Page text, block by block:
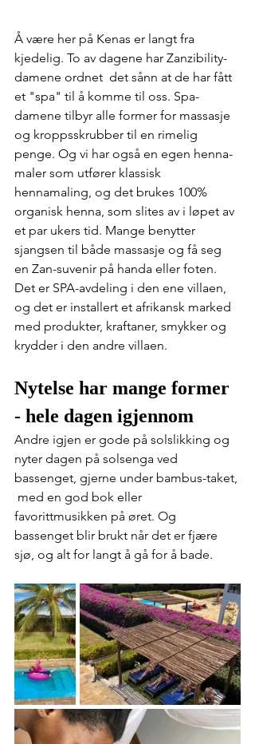
Å være her på Kenas er langt fra
kjedelig. To av dagene har Zanzibility-
damene ordnet  det sånn at de har fått
et "spa" til å komme til oss. Spa-
damene tilbyr alle former for massasje
og kroppsskrubber til en rimelig
penge. Og vi har også en egen henna-
maler som utfører klassisk
hennamaling, og det brukes 100%
organisk henna, som slites av i løpet av
et par ukers tid. Mange benytter
sjangsen til både massasje og få seg
en Zan-suvenir på handa eller foten.
Det er SPA-avdeling i den ene villaen,
og det er installert et afrikansk marked
med produkter, kraftaner, smykker og
krydder i den andre villaen.
Nytelse har mange former
- hele dagen igjennom
Andre igjen er gode på solslikking og
nyter dagen på solsenga ved
bassenget, gjerne under bambus-taket,
med en god bok eller
favorittmusikken på øret. Og
bassenget blir brukt når det er fjære
sjø, og alt for langt å gå for å bade.